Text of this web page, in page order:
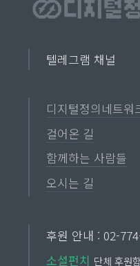
텔레그램 채널
디지털정의네트워
걸어온 길
함께하는 사람들
오시는 길
후원 안내 : 02-
소셜펀치 단체 후원함